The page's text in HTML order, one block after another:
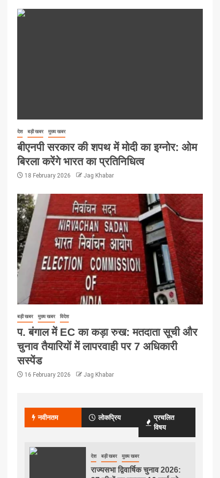
देश बड़ी खबर मुख्य खबर
बीएनपी सरकार की शपथ में मोदी का इग्नोर: ओम
बिरला करेंगे भारत का प्रतिनिधित्व
18 February 2026 Jag Khabar
बड़ी खबर मुख्य खबर विदेश
प. बंगाल में EC का कड़ा रुख: मतदाता सूची और
चुनाव तैयारियों में लापरवाही पर 7 अधिकारी
सस्पेंड
16 February 2026 Jag Khabar
नवीनतम लोकप्रिय
प्रचलित
विषय
देश बड़ी खबर मुख्य खबर
राज्यसभा द्विवार्षिक चुनाव 2026: